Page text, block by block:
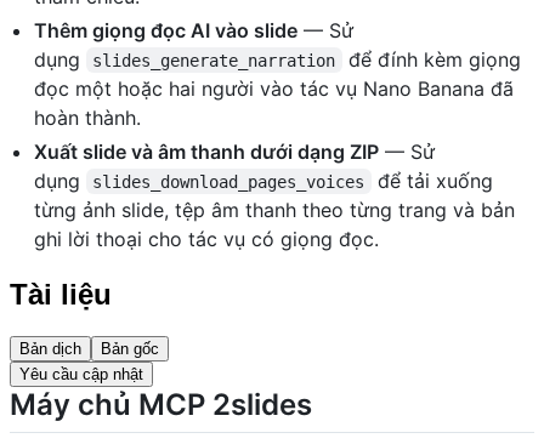
Thêm giọng đọc AI vào slide — Sử
dụng
slides_generate_narration
để đính kèm giọng
đọc một hoặc hai người vào tác vụ Nano Banana đã
hoàn thành.
Xuất slide và âm thanh dưới dạng ZIP — Sử
dụng
slides_download_pages_voices
để tải xuống
từng ảnh slide, tệp âm thanh theo từng trang và bản
ghi lời thoại cho tác vụ có giọng đọc.
Tài liệu
Bản dịch
Bản gốc
Yêu cầu cập nhật
Máy chủ MCP 2slides